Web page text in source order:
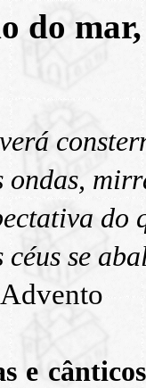
do
ondas,
do
céus se
e